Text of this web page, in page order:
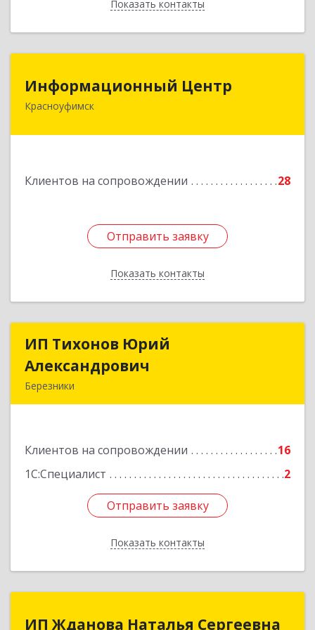
Показать контакты
Назад
Информационный Центр
Красноуфимск
Клиентов на сопровождении 28
Отправить заявку
Показать контакты
Информационный Центр
623300, Свердловская обл, Красноуфимск г,
Отправить заявку
Назад
ИП Тихонов Юрий
Александрович
Березники
Клиентов на сопровождении
16
1С:Специалист
2
Отправить заявку
Показать контакты
ИП Тихонов Юрий
Подробнее
Отправить заявку
Назад
ИП Жданова Наталья Сергеевна